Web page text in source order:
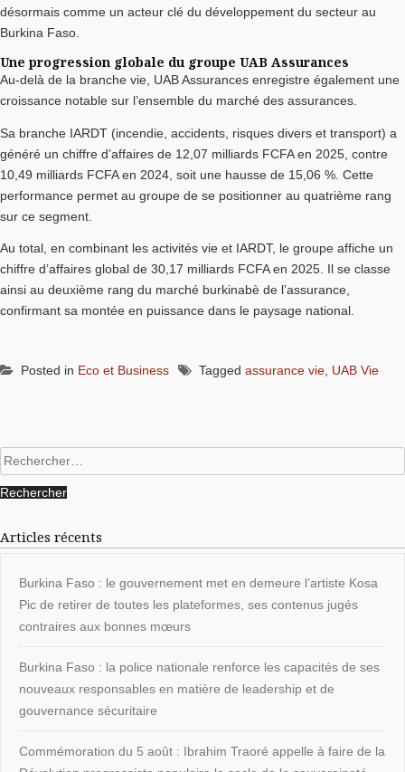
désormais comme un acteur clé du développement du secteur au
Burkina Faso.
Une progression globale du groupe UAB Assurances
Au-delà de la branche vie, UAB Assurances enregistre également une
croissance notable sur l’ensemble du marché des assurances.
Sa branche IARDT (incendie, accidents, risques divers et transport) a
généré un chiffre d’affaires de 12,07 milliards FCFA en 2025, contre
10,49 milliards FCFA en 2024, soit une hausse de 15,06 %. Cette
performance permet au groupe de se positionner au quatrième rang
sur ce segment.
Au total, en combinant les activités vie et IARDT, le groupe affiche un
chiffre d’affaires global de 30,17 milliards FCFA en 2025. Il se classe
ainsi au deuxième rang du marché burkinabè de l’assurance,
confirmant sa montée en puissance dans le paysage national.
Posted in Eco et Business Tagged assurance vie, UAB Vie
Rechercher :
Articles récents
Burkina Faso : le gouvernement met en demeure l’artiste Kosa
Pic de retirer de toutes les plateformes, ses contenus jugés
contraires aux bonnes mœurs
Burkina Faso : la police nationale renforce les capacités de ses
nouveaux responsables en matière de leadership et de
gouvernance sécuritaire
Commémoration du 5 août : Ibrahim Traoré appelle à faire de la